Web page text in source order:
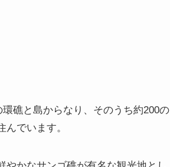
環礁と島からなり、そのうち約200の
でいます。